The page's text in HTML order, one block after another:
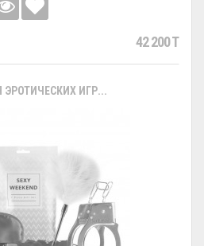
42 200 T
ЭРОТИЧЕСКИХ ИГР...